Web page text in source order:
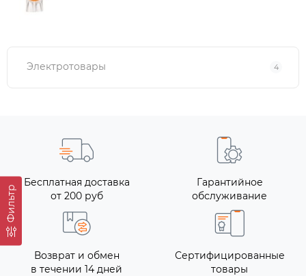
Фильтр
Электротовары 4
Бесплатная доставка
от 200 руб
Гарантийное
обслуживание
Возврат и обмен
в течении 14 дней
Сертифицированные
товары